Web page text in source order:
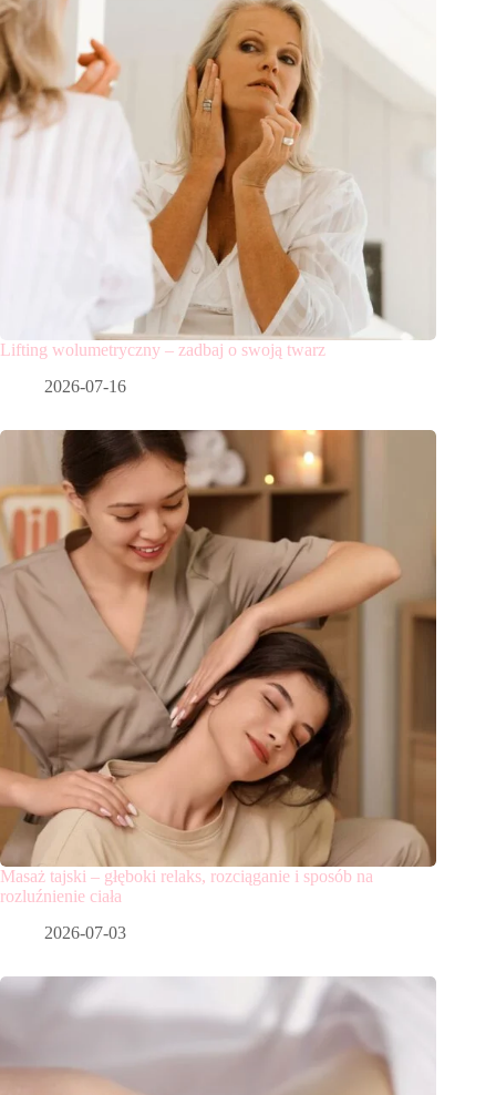
Lifting wolumetryczny – zadbaj o swoją twarz
2026-07-16
Masaż tajski – głęboki relaks, rozciąganie i sposób na
rozluźnienie ciała
2026-07-03